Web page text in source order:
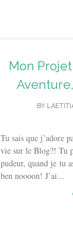
Mon
BY
Tu sais que j’adore
vie sur le Blog?! Tu
pudeur, quand je tu
ben noooon! J’ai...